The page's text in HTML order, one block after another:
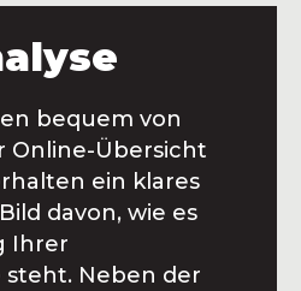
bequem von
Online-Übersicht
ein klares
davon, wie es
Ihrer
Neben der